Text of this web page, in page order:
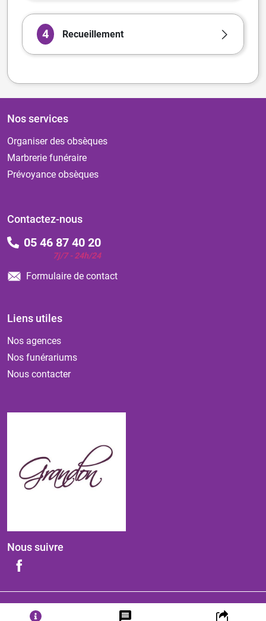
4 Recueillement
Nos services
Organiser des obsèques
Marbrerie funéraire
Prévoyance obsèques
Contactez-nous
05 46 87 40 20
7j/7 - 24h/24
Formulaire de contact
Liens utiles
Nos agences
Nos funérariums
Nous contacter
Nous suivre
ⓒ 2026 - Tous droits réservés
Politique